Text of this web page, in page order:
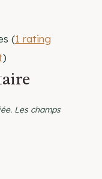
(1 rating
)
Les champs